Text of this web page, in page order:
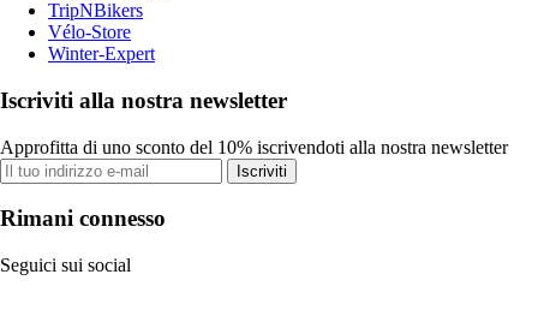
TripNBikers
Vélo-Store
Winter-Expert
Iscriviti alla nostra newsletter
Approfitta di uno sconto del 10% iscrivendoti alla nostra newsletter
Iscriviti
Rimani connesso
Seguici sui social